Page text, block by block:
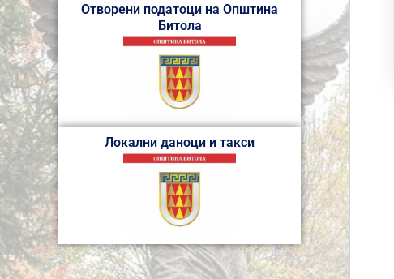
Отворени податоци на Општина
Битола
Локални даноци и такси